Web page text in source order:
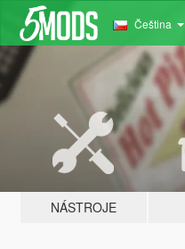
Čeština
NÁSTROJE